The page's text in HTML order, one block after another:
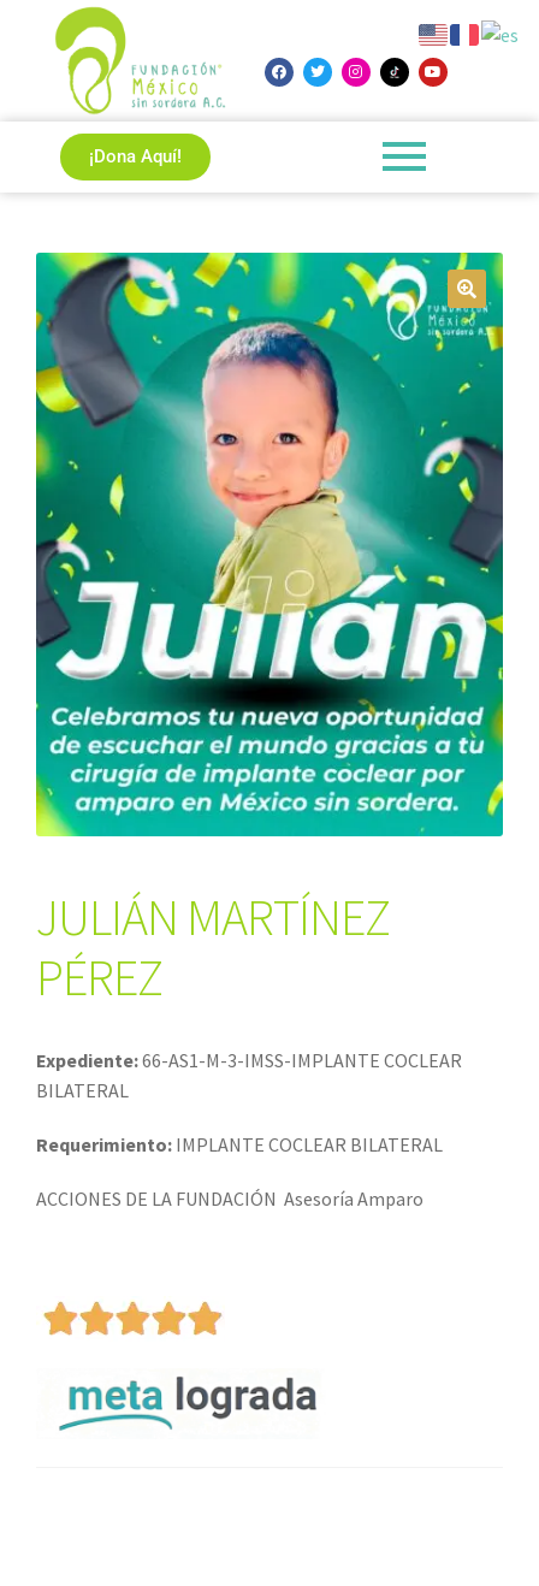
¡Dona Aquí!
🔍
JULIÁN MARTÍNEZ
PÉREZ
Expediente:66-AS1-M-3-IMSS-IMPLANTE COCLEAR
BILATERAL
Requerimiento: IMPLANTE COCLEAR BILATERAL
ACCIONES DE LA FUNDACIÓN Asesoría Amparo